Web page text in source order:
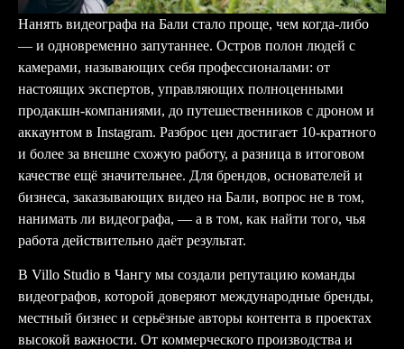
Нанять видеографа на Бали стало проще, чем когда-либо
— и одновременно запутаннее. Остров полон людей с
камерами, называющих себя профессионалами: от
настоящих экспертов, управляющих полноценными
продакшн-компаниями, до путешественников с дроном и
аккаунтом в Instagram. Разброс цен достигает 10-кратного
и более за внешне схожую работу, а разница в итоговом
качестве ещё значительнее. Для брендов, основателей и
бизнеса, заказывающих видео на Бали, вопрос не в том,
нанимать ли видеографа, — а в том, как найти того, чья
работа действительно даёт результат.
В Villo Studio в Чангу мы создали репутацию команды
видеографов, которой доверяют международные бренды,
местный бизнес и серьёзные авторы контента в проектах
высокой важности. От коммерческого производства и